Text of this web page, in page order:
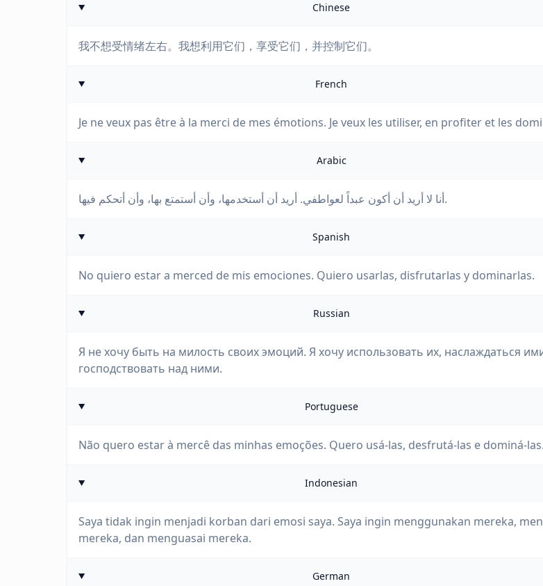
Chinese
我不想受情绪左右。我想利用它们，享受它们，并控制它们。
French
Je ne veux pas être à la merci de mes émotions. Je veux les utiliser, en profiter et les
Arabic
أنا لا أريد أن أكون عبداً لعواطفي. أريد أن أستخدمها، وأن أستمتع بها، وأن أتحكم فيها.
Spanish
No quiero estar a merced de mis emociones. Quiero usarlas, disfrutarlas y dominarlas.
Russian
Я не хочу быть на милость своих эмоций. Я хочу использовать их, наслаждаться
господствовать над ними.
Portuguese
Não quero estar à mercê das minhas emoções. Quero usá-las, desfrutá-las e dominá-las.
Indonesian
Saya tidak ingin menjadi korban dari emosi saya. Saya ingin menggunakan mereka,
mereka, dan menguasai mereka.
German